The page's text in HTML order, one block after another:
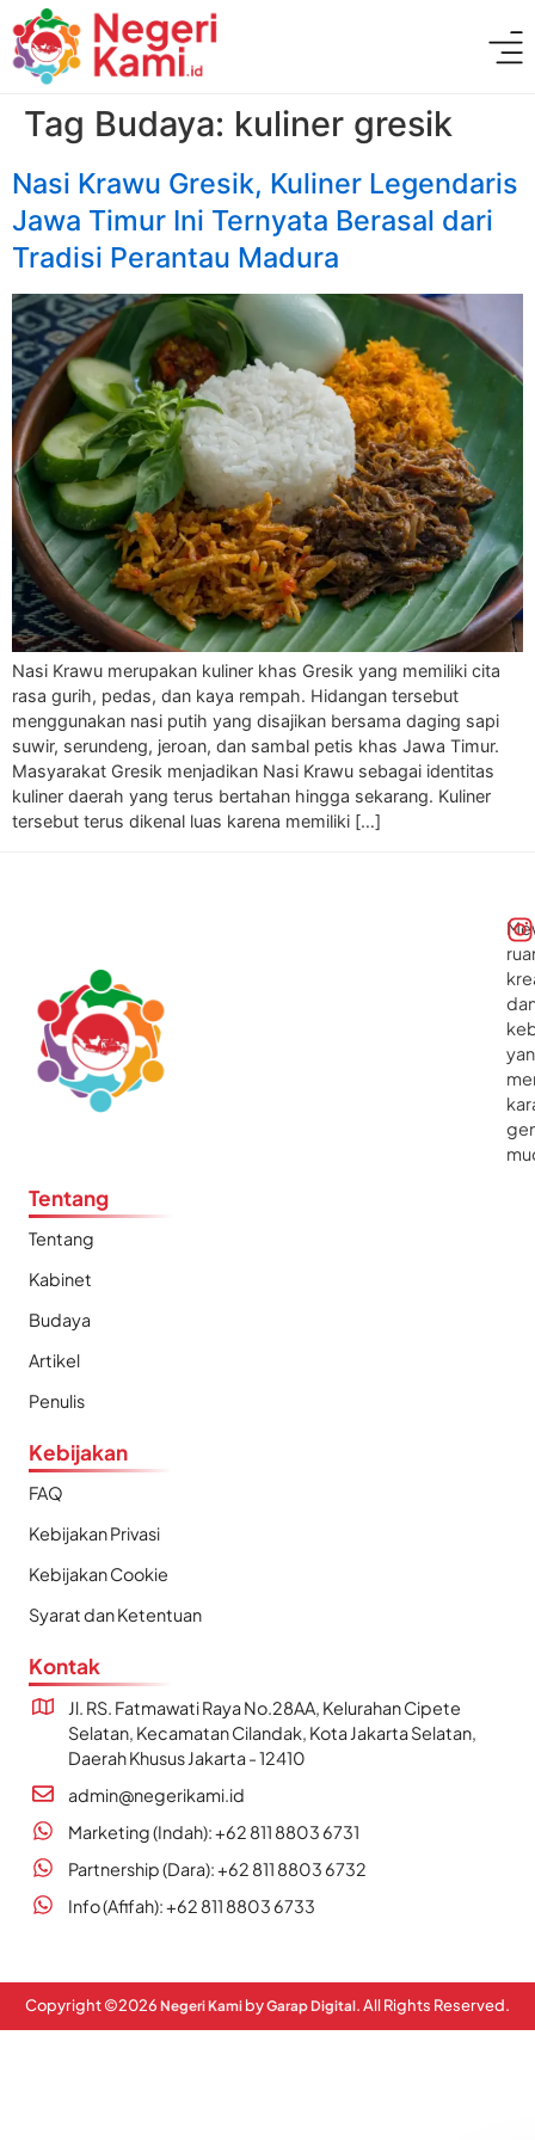
Tag Budaya: kuliner gresik
Nasi Krawu Gresik, Kuliner Legendaris
Jawa Timur Ini Ternyata Berasal dari
Tradisi Perantau Madura
Nasi Krawu merupakan kuliner khas Gresik yang memiliki cita
rasa gurih, pedas, dan kaya rempah. Hidangan tersebut
menggunakan nasi putih yang disajikan bersama daging sapi
suwir, serundeng, jeroan, dan sambal petis khas Jawa Timur.
Masyarakat Gresik menjadikan Nasi Krawu sebagai identitas
kuliner daerah yang terus bertahan hingga sekarang. Kuliner
tersebut terus dikenal luas karena memiliki […]
Tentang
Tentang
Kabinet
Budaya
Artikel
Penulis
Kebijakan
FAQ
Kebijakan Privasi
Kebijakan Cookie
Syarat dan Ketentuan
Kontak
Jl. RS. Fatmawati Raya No.28AA, Kelurahan Cipete
Selatan, Kecamatan Cilandak, Kota Jakarta Selatan,
Daerah Khusus Jakarta - 12410
admin@negerikami.id
Marketing (Indah): +62 811 8803 6731
Partnership (Dara): +62 811 8803 6732
Info (Afifah): +62 811 8803 6733
Copyright ©2026 Negeri Kami byGarap Digital. All Rights Reserved.